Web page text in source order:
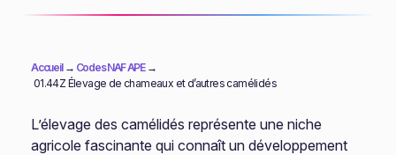
Accueil→ Codes NAF APE→
01.44Z Élevage de chameaux et d’autres camélidés
L’élevage des camélidés représente une niche
agricole fascinante qui connaît un développement